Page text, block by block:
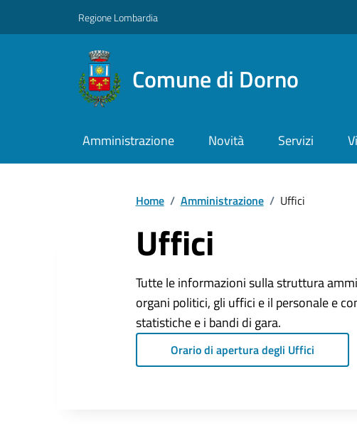
Regione Lombardia
Comune di Dorno
Amministrazione Novità Servizi
Home / Amministrazione / Uffici
Uffici
Tutte le informazioni sulla struttura
organi politici, gli uffici e il personale e
statistiche e i bandi di gara.
Orario di apertura degli Uffici